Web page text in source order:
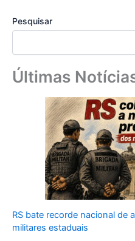
Pesquisar
Últimas
RS bate recorde nacional de
militares estaduais